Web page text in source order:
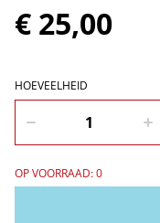
€ 25,00
HOEVEELHEID
OP VOORRAAD: 0